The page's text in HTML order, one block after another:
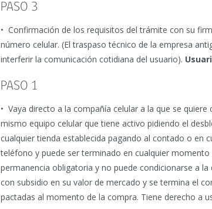
PASO 3
• Confirmación de los requisitos del trámite con su
número celular. (El traspaso técnico de la empresa
interferir la comunicación cotidiana del usuario).
PASO 1
• Vaya directo a la compañía celular a la que se
mismo equipo celular que tiene activo pidiendo el
cualquier tienda establecida pagando al contado o en
teléfono y puede ser terminado en cualquier
permanencia obligatoria y no puede condicionarse a
con subsidio en su valor de mercado y se termina el
pactadas al momento de la compra. Tiene derecho a